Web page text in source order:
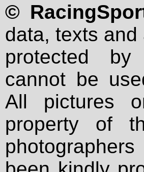
©
data, texts
protected
cannot be
All pictures
property of